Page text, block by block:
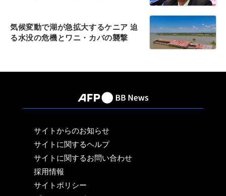
気候変動で湖が急拡大するケニア 迫
る水没の危機とワニ・カバの襲撃
サイトからのお知らせ
サイトに関するヘルプ
サイトに関するお問い合わせ
採用情報
サイトポリシー